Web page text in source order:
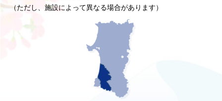
（ただし、施設によって異なる場合があります）